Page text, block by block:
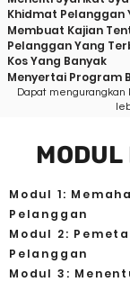
Khidmat Pelanggan
Membuat Kajian
Pelanggan Yang
Kos Yang Banyak
Menyertai Program
Dapat mengurangkan
MODUL
Modul 1:
Pelanggan
Modul 2:
Pelanggan
Modul 3: